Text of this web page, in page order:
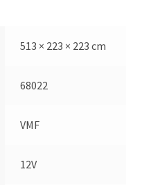
513 × 223 × 223 cm
68022
VMF
12V